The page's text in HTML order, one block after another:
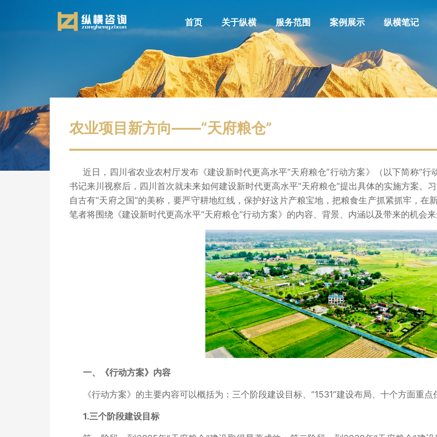
首页 关于纵横 服务范围 案例展示 纵横笔记
农业项目新方向——“天府粮仓”
近日，四川省农业农村厅发布《建设新时代更高水平“天府粮仓”行动方案》（以下简称“
书记来川视察后，四川首次就未来如何建设新时代更高水平“天府粮仓”提出具体的实施方案。
自古有“天府之国”的美称，要严守耕地红线，保护好这片产粮宝地，把粮食生产抓紧抓牢，在
笔者将围绕《建设新时代更高水平“天府粮仓”行动方案》的内容、背景、内涵以及带来的机会
一、《行动方案》内容
《行动方案》的主要内容可以概括为：三个阶段建设目标、“1531”建设布局、十个方面重点
1.三个阶段建设目标